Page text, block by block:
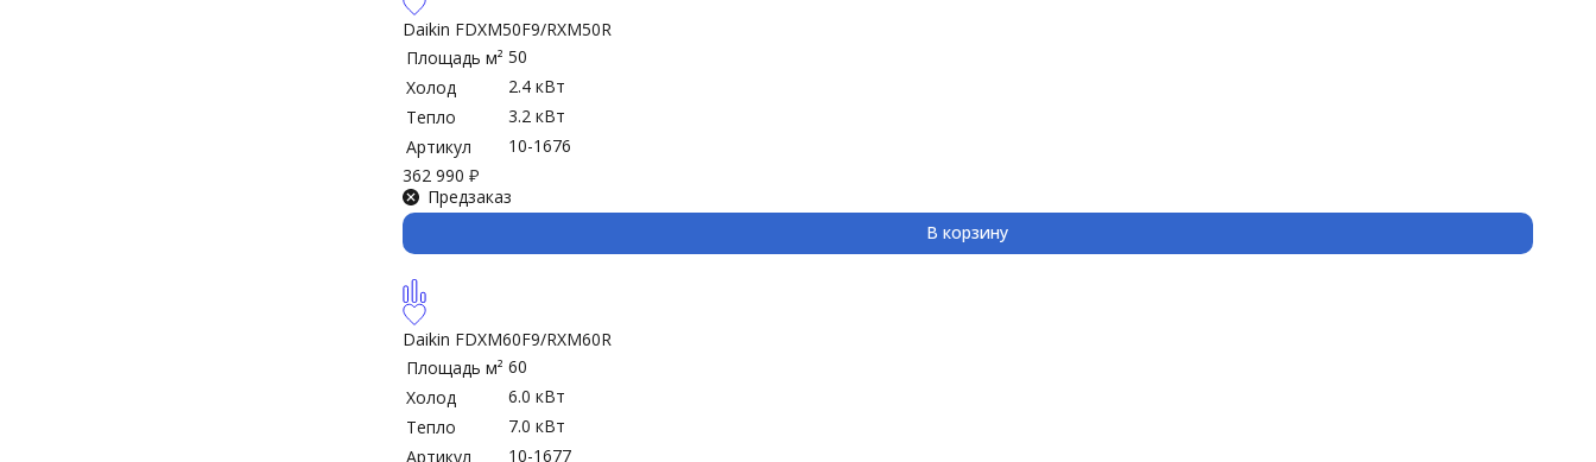
Daikin FDXM50F9/RXM50R
Площадь м² 50
Холод
2.4 кВт
Тепло
3.2 кВт
Артикул
10-1676
362 990 ₽
Предзаказ
В корзину
Daikin FDXM60F9/RXM60R
Площадь м² 60
Холод
6.0 кВт
Тепло
7.0 кВт
Артикул
10-1677